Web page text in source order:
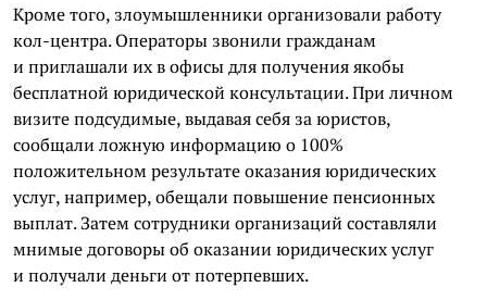
Кроме того, злоумышленники организовали работу
кол-центра. Операторы звонили гражданам
и приглашали их в офисы для получения якобы
бесплатной юридической консультации. При личном
визите подсудимые, выдавая себя за юристов,
сообщали ложную информацию о 100%
положительном результате оказания юридических
услуг, например, обещали повышение пенсионных
выплат. Затем сотрудники организаций составляли
мнимые договоры об оказании юридических услуг
и получали деньги от потерпевших.